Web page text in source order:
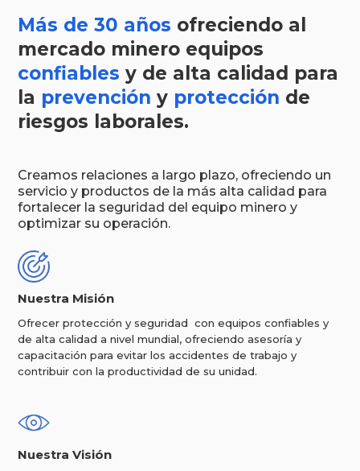
Más de 30 años ofreciendo al
mercado minero equipos
confiablesy de alta calidad para
la prevención y protección de
riesgos laborales.
Creamos relaciones a largo plazo, ofreciendo un
servicio y productos de la más alta calidad para
fortalecer la seguridad del equipo minero y
optimizar su operación.
Nuestra Misión
Ofrecer protección y seguridad con equipos confiables y
de alta calidad a nivel mundial, ofreciendo asesoría y
capacitación para evitar los accidentes de trabajo y
contribuir con la productividad de su unidad.
Nuestra Visión